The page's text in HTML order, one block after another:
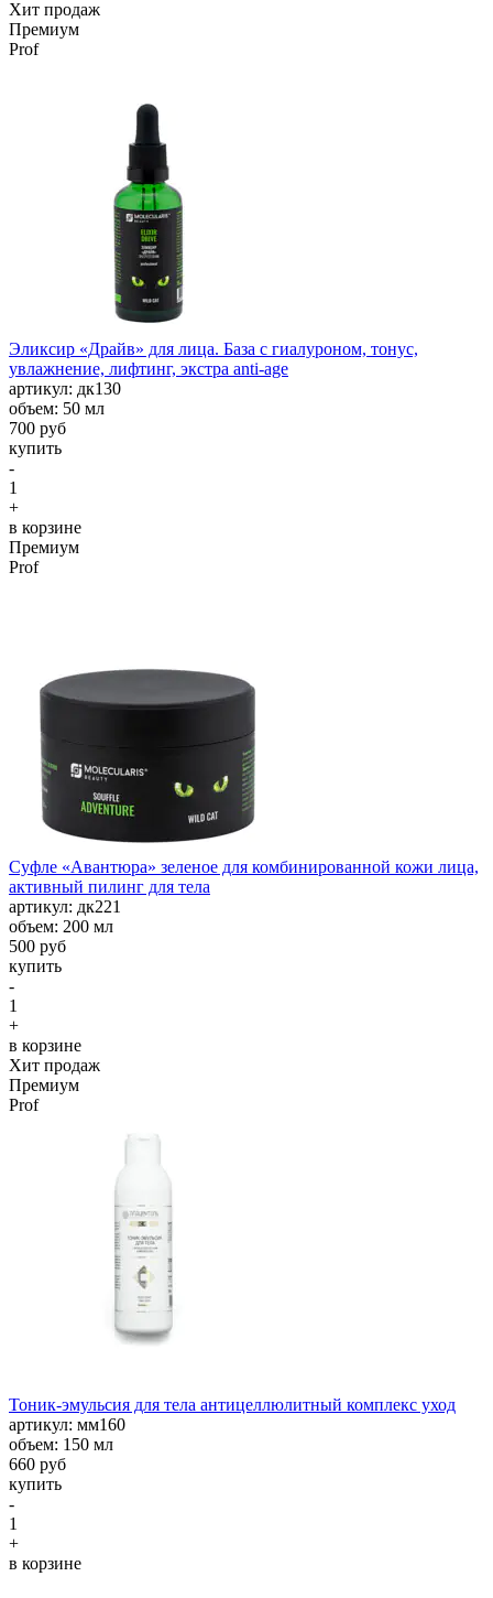
Хит продаж
Премиум
Prof
Эликсир «Драйв» для лица. База с гиалуроном, тонус,
увлажнение, лифтинг, экстра anti-age
aртикул: дк130
объем: 50 мл
700 руб
купить
-
1
+
в корзине
Премиум
Prof
Суфле «Авантюра» зеленое для комбинированной кожи лица,
активный пилинг для тела
aртикул: дк221
объем: 200 мл
500 руб
купить
-
1
+
в корзине
Хит продаж
Премиум
Prof
Тоник-эмульсия для тела антицеллюлитный комплекс уход
aртикул: мм160
объем: 150 мл
660 руб
купить
-
1
+
в корзине